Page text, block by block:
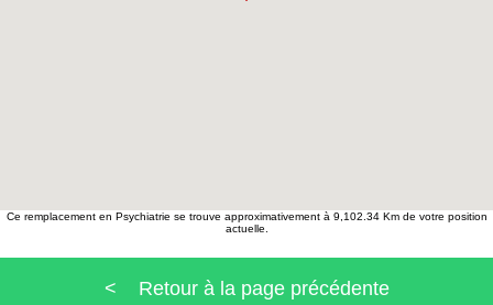
Ce remplacement en Psychiatrie se trouve approximativement à 9,102.34 Km de votre position
actuelle.
< Retour à la page précédente